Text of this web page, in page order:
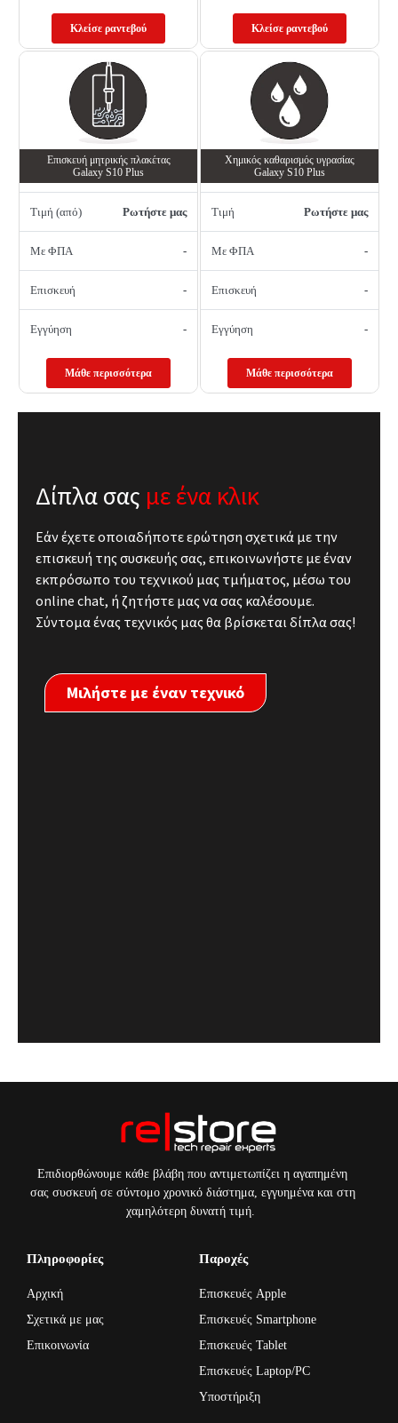
Κλείσε ραντεβού Κλείσε ραντεβού
Επισκευή μητρικής πλακέτας
Galaxy S10 Plus
Τιμή (από) Ρωτήστε μας
Με ΦΠΑ -
Επισκευή -
Εγγύηση -
Μάθε περισσότερα
Χημικός καθαρισμός υγρασίας
Galaxy S10 Plus
Τιμή Ρωτήστε μας
Με ΦΠΑ -
Επισκευή -
Εγγύηση -
Μάθε περισσότερα
Δίπλα σας με ένα κλικ
Εάν έχετε οποιαδήποτε ερώτηση σχετικά με την
επισκευή της συσκευής σας, επικοινωνήστε με έναν
εκπρόσωπο του τεχνικού μας τμήματος, μέσω του
online chat, ή ζητήστε μας να σας καλέσουμε.
Σύντομα ένας τεχνικός μας θα βρίσκεται δίπλα σας!
Μιλήστε με έναν τεχνικό
Επιδιορθώνουμε κάθε βλάβη που αντιμετωπίζει η αγαπημένη
σας συσκευή σε σύντομο χρονικό διάστημα, εγγυημένα και στη
χαμηλότερη δυνατή τιμή.
Πληροφορίες
Αρχική
Σχετικά με μας
Επικοινωνία
Παροχές
Επισκευές Apple
Επισκευές Smartphone
Επισκευές Tablet
Επισκευές Laptop/PC
Υποστήριξη